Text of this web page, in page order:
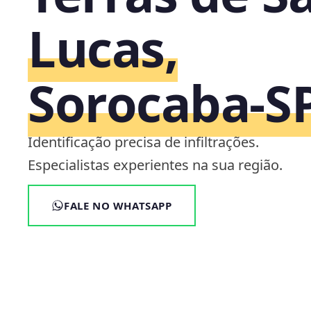
Lucas,
Identificação precisa de infiltrações.
Especialistas experientes na sua região.
FALE NO WHATSAPP